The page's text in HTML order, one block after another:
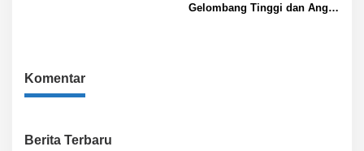
Gelombang Tinggi dan Angin
Komentar
Berita Terbaru